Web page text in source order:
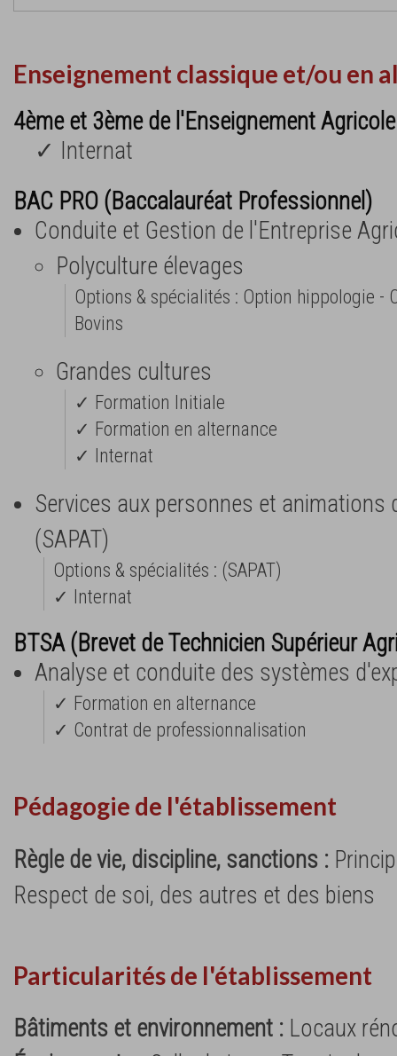
Enseignement classique et/ou en
4ème et 3ème de l'Enseignement Agricole
✓ Internat
BAC PRO (Baccalauréat Professionnel)
Conduite et Gestion de l'Entreprise
Polyculture élevages
Options & spécialités : Option hippologie -
Bovins
Grandes cultures
✓ Formation Initiale
✓ Formation en alternance
✓ Internat
Services aux personnes et animations
(SAPAT)
Options & spécialités : (SAPAT)
✓ Internat
BTSA (Brevet de Technicien Supérieur
Analyse et conduite des systèmes
✓ Formation en alternance
✓ Contrat de professionnalisation
Pédagogie de l'établissement
Règle de vie, discipline, sanctions :
Respect de soi, des autres et des biens
Particularités de l'établissement
Bâtiments et environnement : Locaux